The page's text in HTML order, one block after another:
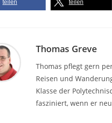
teilen teilen
Thomas Greve
Thomas pflegt gern
Reisen und
Klasse der
fasziniert, wenn er